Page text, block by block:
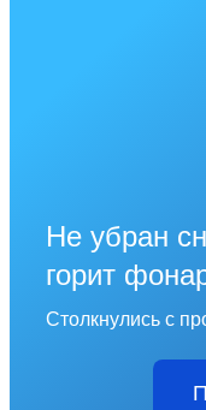
Не убран
горит
Столкнулись с